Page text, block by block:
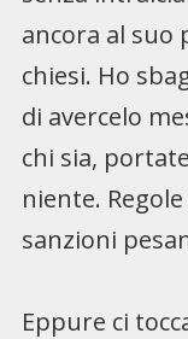
ancora al suo
chiesi. Ho
di avercelo
chi sia,
niente.
sanzioni
Eppure ci